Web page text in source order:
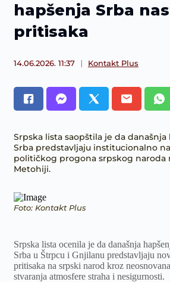
hapšenja Srba
pritisaka
14.06.2026. 11:37 Kontakt Plus
Srpska lista saopštila je da
Srba predstavljaju institucionalno
političkog progona srpskog naroda
Metohiji.
Foto: Kontakt Plus
Srpska lista ocenila je da današnja
Srba u Štrpcu i Gnjilanu predstavljaju
pritisaka na srpski narod kroz
stvaranja atmosfere straha i nesigurnosti.